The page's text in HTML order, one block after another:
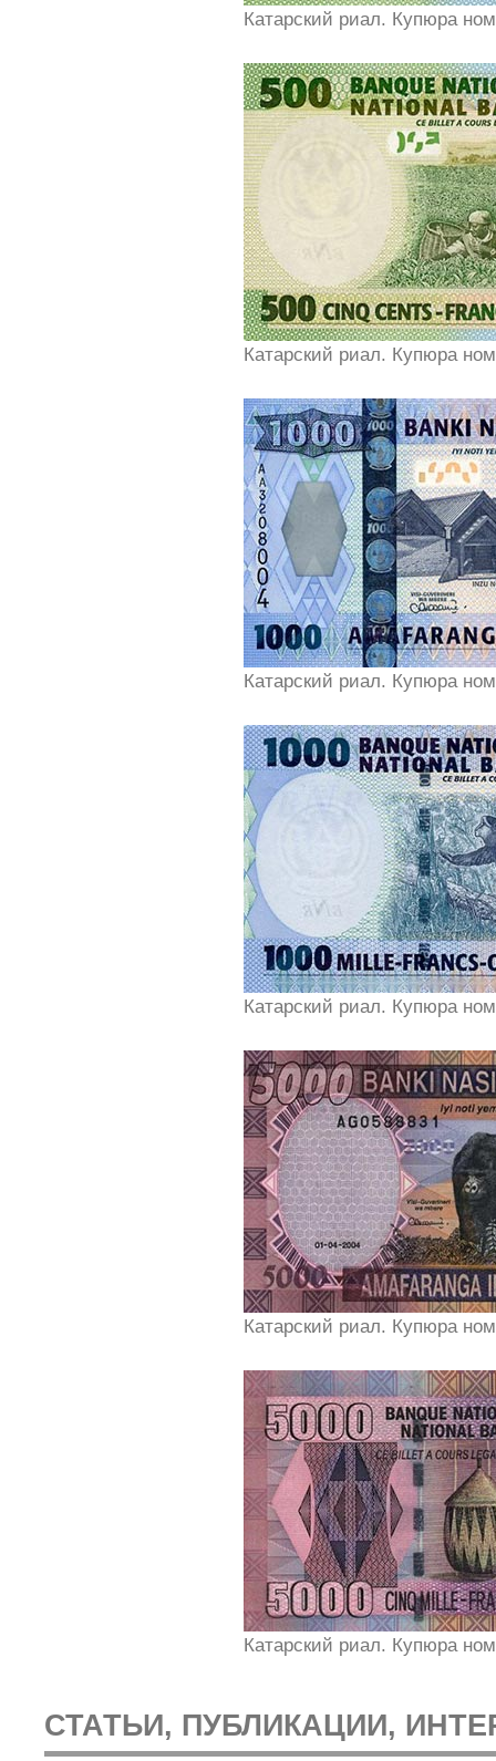
Катарский риал. Купюра
Катарский риал. Купюра
Катарский риал. Купюра
Катарский риал. Купюра
Катарский риал. Купюра
Катарский риал. Купюра
СТАТЬИ, ПУБЛИКАЦИИ,